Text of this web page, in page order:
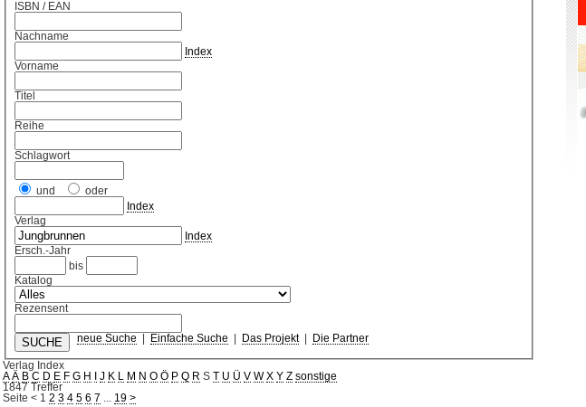
ISBN / EAN
Nachname
Index
Vorname
Titel
Reihe
Schlagwort
und
oder
Index
Verlag
Index
Ersch.-Jahr
bis
Katalog
Rezensent
neue Suche Einfache Suche Das Projekt| Die Partner
Verlag Index
A Ä B C D E F G H J K M N O Ö P Q R S U Ü V W X Y Z sonstige
1847 Treffer
Seite< 1 2 3 4 5 6 7 19 >